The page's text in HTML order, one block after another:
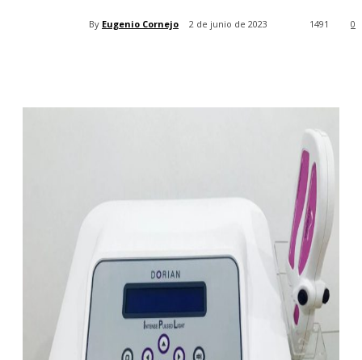
By Eugenio Cornejo 2 de junio de 2023 0
1491